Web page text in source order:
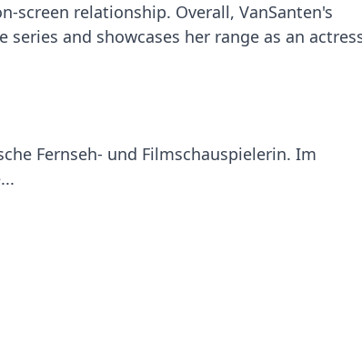
screen relationship. Overall, VanSanten's
and showcases her range as an
Fernseh- und Filmschauspielerin. Im